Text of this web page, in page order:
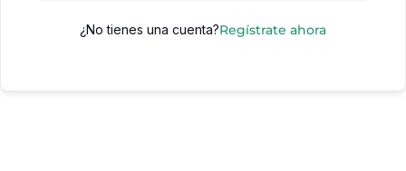
¿No tienes una cuenta?Regístrate ahora